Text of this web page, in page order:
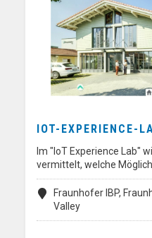
IOT-EXPERIENCE-
Im "IoT Experience Lab"
vermittelt, welche
Fraunhofer IBP,
Valley